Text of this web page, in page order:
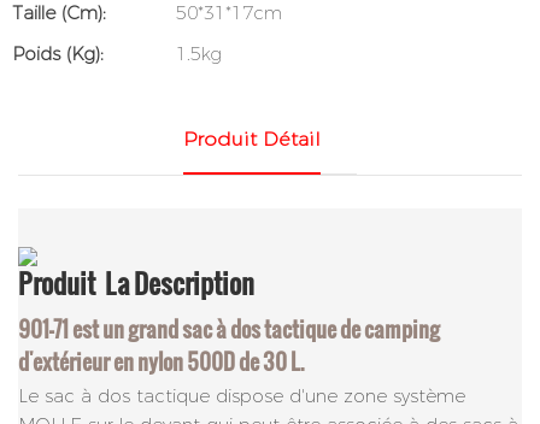
Taille (cm):
50*31*17cm
Poids (kg):
1.5kg
Produit Détail
Produit La Description
901-71 est un grand sac à dos tactique de camping
d'extérieur en nylon 500D de 30 L.
Le sac à dos tactique dispose d'une zone système